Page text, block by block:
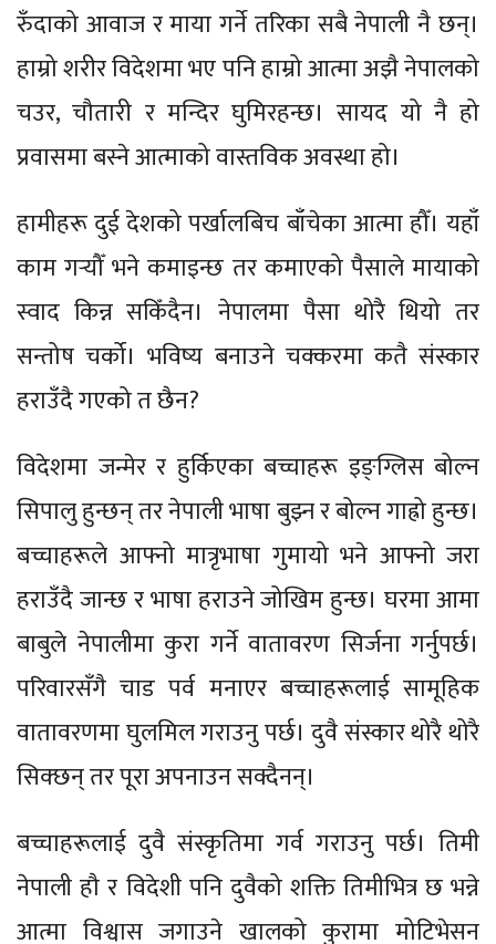
रुँदाको आवाज र माया गर्ने तरिका सबै नेपाली नै छन्।
हाम्रो शरीर विदेशमा भए पनि हाम्रो आत्मा अझै नेपालको
चउर, चौतारी र मन्दिर घुमिरहन्छ। सायद यो नै हो
प्रवासमा बस्ने आत्माको वास्तविक अवस्था हो।
हामीहरू दुई देशको पर्खालबिच बाँचेका आत्मा हौँ। यहाँ
काम गर्‍यौँ भने कमाइन्छ तर कमाएको पैसाले मायाको
स्वाद किन्न सकिँदैन। नेपालमा पैसा थोरै थियो तर
सन्तोष चर्को। भविष्य बनाउने चक्करमा कतै संस्कार
हराउँदै गएको त छैन?
विदेशमा जन्मेर र हुर्किएका बच्चाहरू इङ्ग्लिस बोल्न
सिपालु हुन्छन् तर नेपाली भाषा बुझ्न र बोल्न गाह्रो हुन्छ।
बच्चाहरूले आफ्नो मात्रृभाषा गुमायो भने आफ्नो जरा
हराउँदै जान्छ र भाषा हराउने जोखिम हुन्छ। घरमा आमा
बाबुले नेपालीमा कुरा गर्ने वातावरण सिर्जना गर्नुपर्छ।
परिवारसँगै चाड पर्व मनाएर बच्चाहरूलाई सामूहिक
वातावरणमा घुलमिल गराउनु पर्छ। दुवै संस्कार थोरै थोरै
सिक्छन् तर पूरा अपनाउन सक्दैनन्।
बच्चाहरूलाई दुवै संस्कृतिमा गर्व गराउनु पर्छ। तिमी
नेपाली हौ र विदेशी पनि दुवैको शक्ति तिमीभित्र छ भन्ने
आत्मा विश्वास जगाउने खालको कुरामा मोटिभेसन